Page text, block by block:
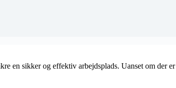
en sikker og effektiv arbejdsplads. Uanset om der